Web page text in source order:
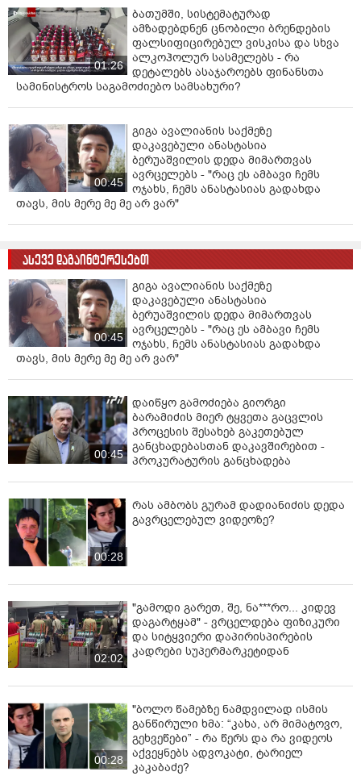
01:26
ბათუმში, სისტემატურად
ამზადებდნენ ცნობილი ბრენდების
ფალსიფიცირებულ ვისკისა და სხვა
ალკოჰოლურ სასმელებს - რა
დეტალებს ასაჯაროებს ფინანსთა
სამინისტროს საგამოძიებო სამსახური?
00:45
გიგა ავალიანის საქმეზე
დაკავებული ანასტასია
ბერუაშვილის დედა მიმართვას
ავრცელებს - "რაც ეს ამბავი ჩემს
ოჯახს, ჩემს ანასტასიას გადახდა
თავს, მის მერე მე მე არ ვარ"
ასევე დაგაინტერესებთ
00:45
გიგა ავალიანის საქმეზე
დაკავებული ანასტასია
ბერუაშვილის დედა მიმართვას
ავრცელებს - "რაც ეს ამბავი ჩემს
ოჯახს, ჩემს ანასტასიას გადახდა
თავს, მის მერე მე მე არ ვარ"
00:45
დაიწყო გამოძიება გიორგი
ბარამიძის მიერ ტყვეთა გაცვლის
პროცესის შესახებ გაკეთებულ
განცხადებასთან დაკავშირებით -
პროკურატურის განცხადება
00:28
რას ამბობს გურამ დადიანიძის დედა
გავრცელებულ ვიდეოზე?
02:02
"გამოდი გარეთ, შე, ნა***რო... კიდევ
დაგარტყამ" - ვრცელდება ფიზიკური
და სიტყვიერი დაპირისპირების
კადრები სუპერმარკეტიდან
00:28
"ბოლო წამებზე ნამდვილად ისმის
განწირული ხმა: “კახა, არ მიმატოვო,
გეხვეწები” - რა წერს და რა ვიდეოს
აქვეყნებს ადვოკატი, ტარიელ
კაკაბაძე?